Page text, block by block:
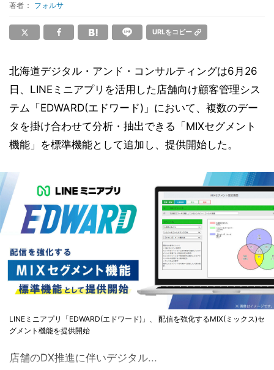
著者： フォルサ
URLをコピー
北海道デジタル・アンド・コンサルティングは6月26
日、LINEミニアプリを活用した店舗向け顧客管理シス
テム「EDWARD(エドワード)」において、複数のデー
タを掛け合わせて分析・抽出できる「MIXセグメント
機能」を標準機能として追加し、提供開始した。
LINEミニアプリ「EDWARD(エドワード)」、 配信を強化するMIX(ミックス)セ
グメント機能を提供開始
店舗のDX推進に伴いデジタル...